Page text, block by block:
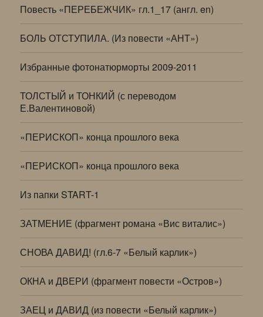
Повесть «ПЕРЕБЕЖЧИК» гл.1_17 (англ. en)
БОЛЬ ОТСТУПИЛА. (Из повести «АНТ»)
Избранные фотонатюрморты 2009-2011
ТОЛСТЫЙ и ТОНКИЙ (с переводом
Е.Валентиновой)
«ПЕРИСКОП» конца прошлого века
«ПЕРИСКОП» конца прошлого века
Из папки START-1
ЗАТМЕНИЕ (фрагмент романа «Вис виталис»)
СНОВА ДАВИД! (гл.6-7 «Белый карлик»)
ОКНА и ДВЕРИ (фрагмент повести «Остров»)
ЗАЕЦ и ДАВИД (из повести «Белый карлик»)